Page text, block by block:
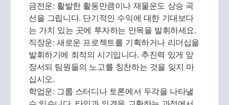
금전운: 활발한 활동만큼이나 재물운도 상승 곡
선을 그립니다. 단기적인 수익에 대한 기대보다
는 가치 있는 곳에 투자하는 안목을 발휘하세요.
직장운: 새로운 프로젝트를 기획하거나 리더십을
발휘하기에 최적의 시기입니다. 추진력 있게 앞
장서되 팀원들의 노고를 칭찬하는 것을 잊지 마
십시오.
학업운: 그룹 스터디나 토론에서 두각을 나타낼